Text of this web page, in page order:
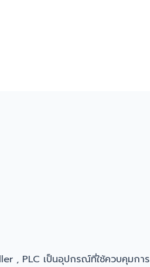
, PLC เป็นอุปกรณ์ที่ใช้ควบคุมการ